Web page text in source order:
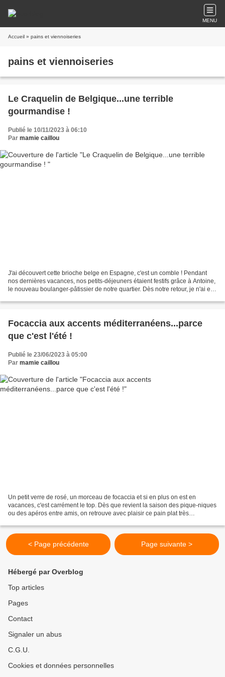
MENU
Accueil » pains et viennoiseries
pains et viennoiseries
Le Craquelin de Belgique...une terrible
gourmandise !
Publié le 10/11/2023 à 06:10
Par mamie caillou
J'ai découvert cette brioche belge en Espagne, c'est un comble ! Pendant
nos dernières vacances, nos petits-déjeuners étaient festifs grâce à Antoine,
le nouveau boulanger-pâtissier de notre quartier. Dès notre retour, je n'ai eu
Focaccia aux accents méditerranéens...parce
que c'est l'été !
Publié le 23/06/2023 à 05:00
Par mamie caillou
Un petit verre de rosé, un morceau de focaccia et si en plus on est en
vacances, c'est carrément le top. Dès que revient la saison des pique-niques
ou des apéros entre amis, on retrouve avec plaisir ce pain plat très
< Page précédente Page suivante >
Hébergé par Overblog
Top articles
Pages
Contact
Signaler un abus
C.G.U.
Cookies et données personnelles